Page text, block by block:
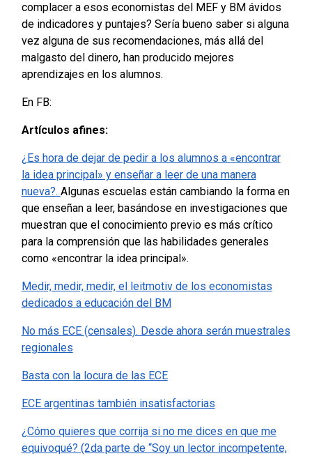
complacer a esos economistas del MEF y BM ávidos
de indicadores y puntajes? Sería bueno saber si alguna
vez alguna de sus recomendaciones, más allá del
malgasto del dinero, han producido mejores
aprendizajes en los alumnos.
En FB:
Artículos afines:
¿Es hora de dejar de pedir a los alumnos a «encontrar
la idea principal» y enseñar a leer de una manera
nueva?. Algunas escuelas están cambiando la forma en
que enseñan a leer, basándose en investigaciones que
muestran que el conocimiento previo es más crítico
para la comprensión que las habilidades generales
como «encontrar la idea principal».
Medir, medir, medir, el leitmotiv de los economistas
dedicados a educación del BM
No más ECE (censales). Desde ahora serán muestrales
regionales
Basta con la locura de las ECE
ECE argentinas también insatisfactorias
¿Cómo quieres que corrija si no me dices en que me
equivoqué? (2da parte de “Soy un lector incompetente,